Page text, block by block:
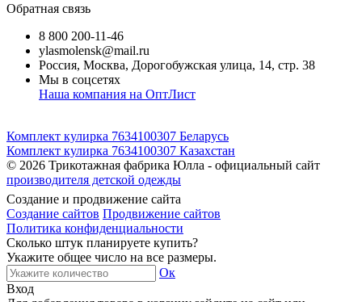
Обратная связь
8 800 200-11-46
ylasmolensk@mail.ru
Россия, Москва, Дорогобужская улица, 14, стр. 38
Мы в соцсетях
Наша компания на ОптЛист
Комплект кулирка 7634100307 Беларусь
Комплект кулирка 7634100307 Казахстан
© 2026 Трикотажная фабрика Юлла - официальный сайт
производителя детской одежды
Создание и продвижение сайта
Создание сайтов Продвижение сайтов
Политика конфиденциальности
Сколько штук планируете купить?
Укажите общее число на все размеры.
Ок
Вход